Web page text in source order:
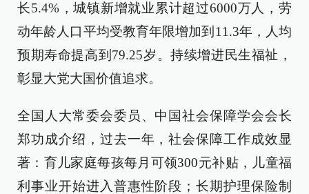
长5.4%，城镇新增就业累计超过6000万人，劳
动年龄人口平均受教育年限增加到11.3年，人均
预期寿命提高到79.25岁。持续增进民生福祉，
彰显大党大国价值追求。
全国人大常委会委员、中国社会保障学会会长
郑功成介绍，过去一年，社会保障工作成效显
著：育儿家庭每孩每月可领300元补贴，儿童福
利事业开始进入普惠性阶段；长期护理保险制